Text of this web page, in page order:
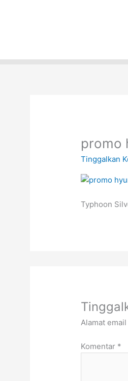
promo
Tinggalkan
Typhoon
Alamat
Komentar *